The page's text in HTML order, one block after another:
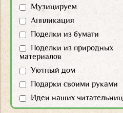
Музицируем
Аппликация
Поделки из бумаги
Поделки из природных
материалов
Уютный дом
Подарки своими руками
Идеи наших читательниц